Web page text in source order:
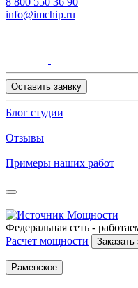
info@imchip.ru
Оставить заявку
Блог студии
Отзывы
Примеры наших работ
Федеральная сеть -
Расчет мощности
Заказать
Раменское